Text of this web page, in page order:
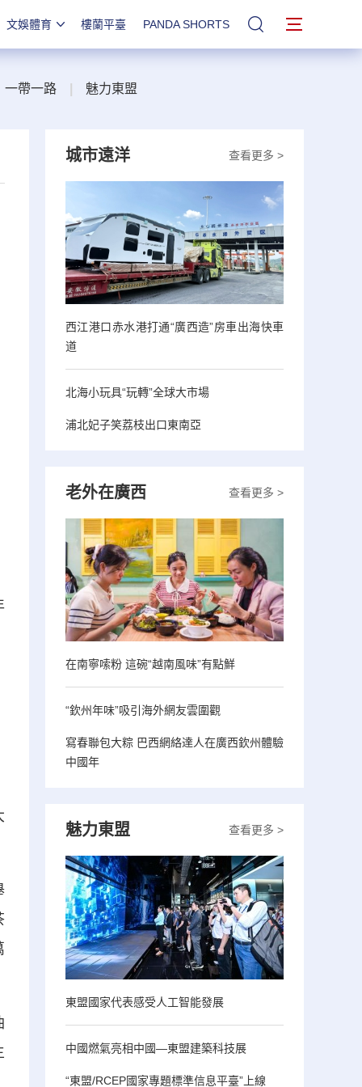
文娛體育 樓蘭平臺 PANDA SHORTS 站內搜索
一帶一路 魅力東盟
查看更多 >
城市遠洋
西江港口赤水港打通“廣西造”房車出海快車
道
北海小玩具“玩轉”全球大市場
浦北妃子笑荔枝出口東南亞
查看更多 >
老外在廣西
在南寧嗦粉 這碗“越南風味”有點鮮
“欽州年味”吸引海外網友雲圍觀
寫春聯包大粽 巴西網絡達人在廣西欽州體驗
中國年
查看更多 >
魅力東盟
東盟國家代表感受人工智能發展
中國燃氣亮相中國—東盟建築科技展
“東盟/RCEP國家專題標準信息平臺”上線